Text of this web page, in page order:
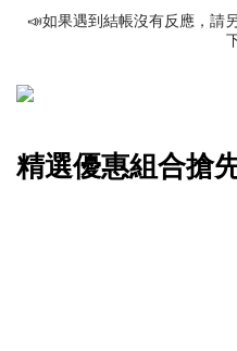
📣如果遇到結帳沒有反應，請
📣如果遇到結帳沒有反應，請
歡迎光臨૮⍝• ᴥ •⍝ა 新
精選優惠組合搶